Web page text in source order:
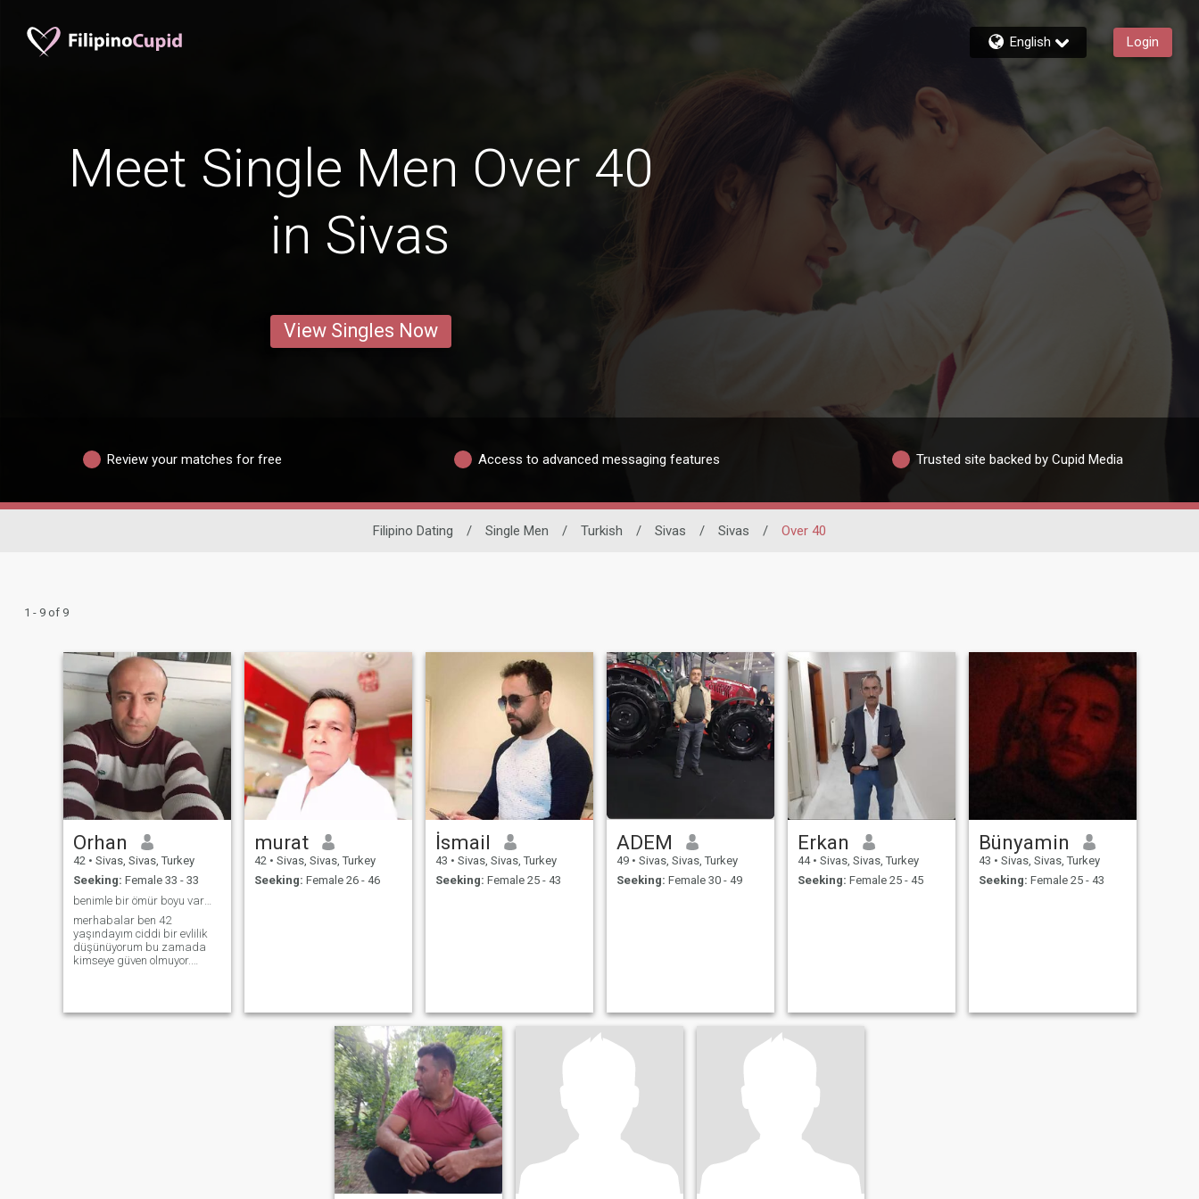
English Login
Meet Single Men Over 40
in Sivas
View Singles Now
Review your matches for free Access to advanced messaging features Trusted site backed by Cupid Media
Filipino Dating / Single Men / Turkish / Sivas / Sivas / Over 40
1 - 9 of 9
Orhan
42 • Sivas, Sivas, Turkey
Seeking: Female 33 - 33
benimle bir ömür boyu varmısın
merhabalar ben 42
yaşındayım ciddi bir evlilik
düşünüyorum bu zamada
kimseye güven olmuyor.
derciğim 30. 35 yaşları. ciddi
murat
42 • Sivas, Sivas, Turkey
Seeking: Female 26 - 46
İsmail
43 • Sivas, Sivas, Turkey
Seeking: Female 25 - 43
ADEM
49 • Sivas, Sivas, Turkey
Seeking: Female 30 - 49
Erkan
44 • Sivas, Sivas, Turkey
Seeking: Female 25 - 45
Bünyamin
43 • Sivas, Sivas, Turkey
Seeking: Female 25 - 43